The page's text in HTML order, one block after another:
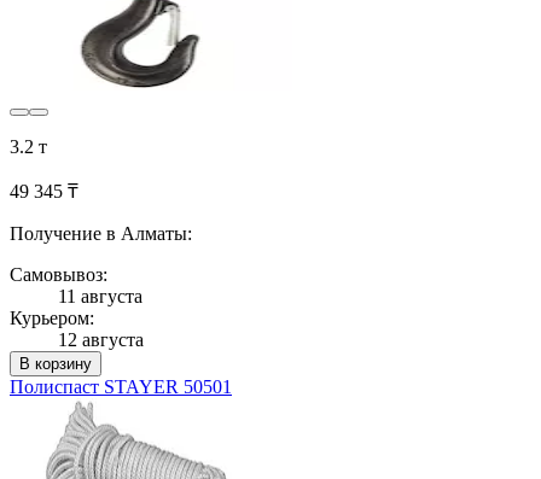
3.2 т
49 345 ₸
Получение в Алматы:
Самовывоз:
11 августа
Курьером:
12 августа
В корзину
Полиспаст STAYER 50501